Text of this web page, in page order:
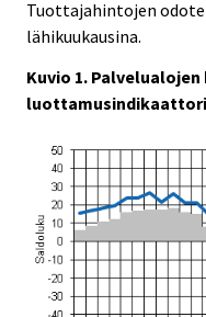
Tuottajahintojen
lähikuukausina.
Kuvio 1.
luottamusindikaattori